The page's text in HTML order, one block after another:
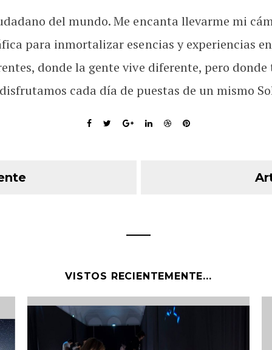
del mundo. Me encanta llevarme mi
para inmortalizar esencias y experiencias
donde la gente vive diferente, pero donde
disfrutamos cada día de puestas de un mismo
VISTOS RECIENTEMENTE...